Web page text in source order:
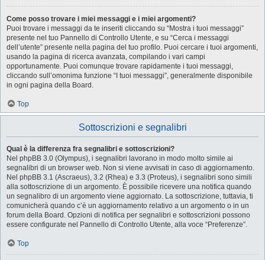
Come posso trovare i miei messaggi e i miei argomenti?
Puoi trovare i messaggi da te inseriti cliccando su “Mostra i tuoi messaggi”
presente nel tuo Pannello di Controllo Utente, e su “Cerca i messaggi
dell’utente” presente nella pagina del tuo profilo. Puoi cercare i tuoi argomenti,
usando la pagina di ricerca avanzata, compilando i vari campi
opportunamente. Puoi comunque trovare rapidamente i tuoi messaggi,
cliccando sull’omonima funzione “I tuoi messaggi”, generalmente disponibile
in ogni pagina della Board.
Top
Sottoscrizioni e segnalibri
Qual è la differenza fra segnalibri e sottoscrizioni?
Nel phpBB 3.0 (Olympus), i segnalibri lavorano in modo molto simile ai
segnalibri di un browser web. Non si viene avvisati in caso di aggiornamento.
Nel phpBB 3.1 (Ascraeus), 3.2 (Rhea) e 3.3 (Proteus), i segnalibri sono simili
alla sottoscrizione di un argomento. È possibile ricevere una notifica quando
un segnalibro di un argomento viene aggiornato. La sottoscrizione, tuttavia, ti
comunicherà quando c’è un aggiornamento relativo a un argomento o in un
forum della Board. Opzioni di notifica per segnalibri e sottoscrizioni possono
essere configurate nel Pannello di Controllo Utente, alla voce “Preferenze”.
Top